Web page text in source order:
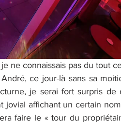
ne connaissais pas du tout
ce jour-là sans sa
je serai fort surpris
jovial affichant un certain
faire le « tour du